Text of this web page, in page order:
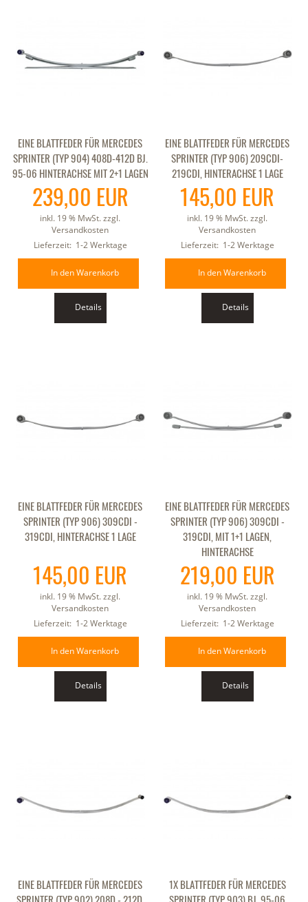
EINE BLATTFEDER FÜR MERCEDES
SPRINTER (TYP 904) 408D-412D BJ.
95-06 HINTERACHSE MIT 2+1 LAGEN
239,00 EUR
inkl. 19 % MwSt. zzgl.
Versandkosten
Lieferzeit: 1-2 Werktage
In den Warenkorb
Details
EINE BLATTFEDER FÜR MERCEDES
SPRINTER (TYP 906) 209CDI-
219CDI, HINTERACHSE 1 LAGE
145,00 EUR
inkl. 19 % MwSt. zzgl.
Versandkosten
Lieferzeit: 1-2 Werktage
In den Warenkorb
Details
EINE BLATTFEDER FÜR MERCEDES
SPRINTER (TYP 906) 309CDI -
319CDI, HINTERACHSE 1 LAGE
145,00 EUR
inkl. 19 % MwSt. zzgl.
Versandkosten
Lieferzeit: 1-2 Werktage
In den Warenkorb
Details
EINE BLATTFEDER FÜR MERCEDES
SPRINTER (TYP 906) 309CDI -
319CDI, MIT 1+1 LAGEN,
HINTERACHSE
219,00 EUR
inkl. 19 % MwSt. zzgl.
Versandkosten
Lieferzeit: 1-2 Werktage
In den Warenkorb
Details
EINE BLATTFEDER FÜR MERCEDES
1X BLATTFEDER FÜR MERCEDES